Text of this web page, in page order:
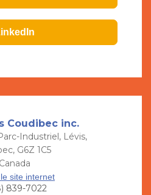
Coudibec inc.
Industriel, Lévis,
G6Z 1C5
Canada
site internet
839-7022